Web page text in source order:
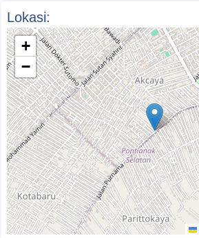
Lokasi:
+
−